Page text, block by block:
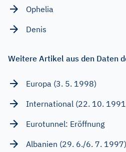
Ophelia
Denis
Weitere Artikel aus den Daten
Europa (3. 5. 1998)
International (22. 10.
Eurotunnel: Eröffnung
Albanien (29. 6./6. 7. 1997)